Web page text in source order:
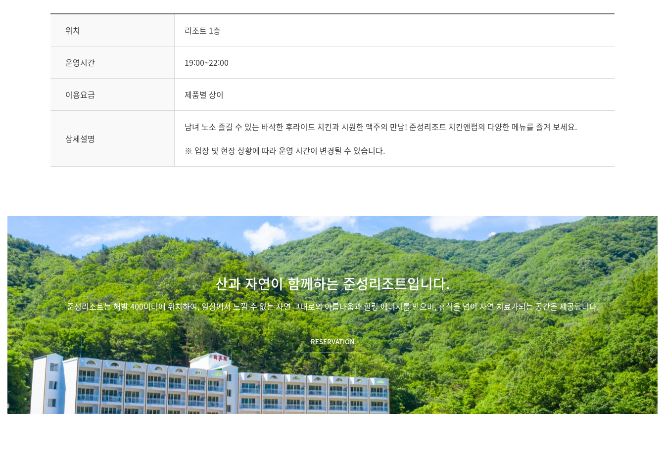
위치 리조트 1층
운영시간 19:00~22:00
이용요금 제품별 상이
상세설명
남녀 노소 즐길 수 있는 바삭한 후라이드 치킨과 시원한 맥주의 만남! 준성리조트 치킨앤펍의 다양한 메뉴를 즐겨 보세요.
※ 업장 및 현장 상황에 따라 운영 시간이 변경될 수 있습니다.
산과 자연이 함께하는 준성리조트입니다.
준성리조트는 해발 400미터에 위치하여, 일상에서 느낄 수 없는 자연 그대로의 아름다움과 힐링 에너지를 받으며, 휴식을 넘어 자연 치료가되는 공간을 제공합니다.
RESERVATION